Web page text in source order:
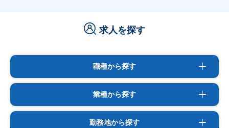
求人を探す
職種から探す
業種から探す
勤務地から探す